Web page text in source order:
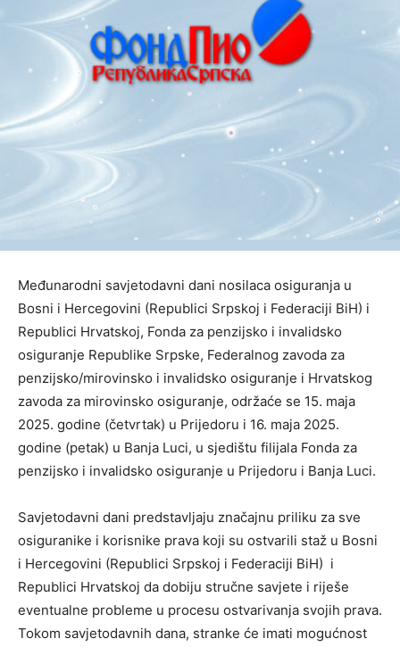
Međunarodni savjetodavni dani nosilaca osiguranja u
Bosni i Hercegovini (Republici Srpskoj i Federaciji BiH) i
Republici Hrvatskoj, Fonda za penzijsko i invalidsko
osiguranje Republike Srpske, Federalnog zavoda za
penzijsko/mirovinsko i invalidsko osiguranje i Hrvatskog
zavoda za mirovinsko osiguranje, održaće se 15. maja
2025. godine (četvrtak) u Prijedoru i 16. maja 2025.
godine (petak) u Banja Luci, u sjedištu filijala Fonda za
penzijsko i invalidsko osiguranje u Prijedoru i Banja Luci.
Savjetodavni dani predstavljaju značajnu priliku za sve
osiguranike i korisnike prava koji su ostvarili staž u Bosni
i Hercegovini (Republici Srpskoj i Federaciji BiH) i
Republici Hrvatskoj da dobiju stručne savjete i riješe
eventualne probleme u procesu ostvarivanja svojih prava.
Tokom savjetodavnih dana, stranke će imati mogućnost